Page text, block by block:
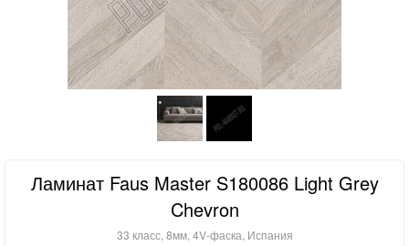
Ламинат Faus Master S180086 Light Grey
Chevron
33 класс, 8мм, 4V-фаска, Испания